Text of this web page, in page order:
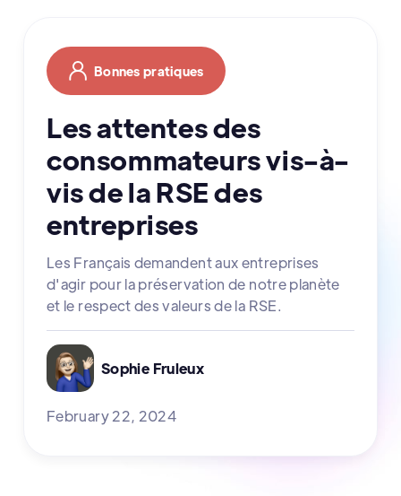
Bonnes pratiques
Les attentes des
consommateurs vis-à-
vis de la RSE des
entreprises
Les Français demandent aux entreprises
d'agir pour la préservation de notre planète
et le respect des valeurs de la RSE.
Sophie Fruleux
February 22, 2024